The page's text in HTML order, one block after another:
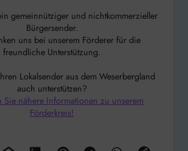
gemeinnütziger und nichtkommerzieller
Bürgersender.
uns bei unserem Förderer für die
freundliche Unterstützung.
Lokalsender aus dem Weserbergland
auch unterstützen?
Sie nähere Informationen zu unserem
Förderkreis!